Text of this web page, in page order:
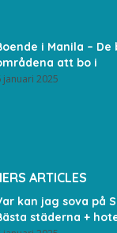
i Manila – De
att bo i
januari 2025
ARTICLES
kan jag sova på
städerna +